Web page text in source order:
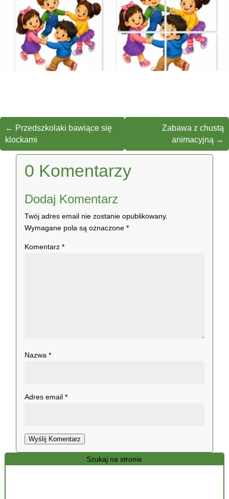
Szukaj na stronie
← Przedszkolaki bawiące się
klockami
Zabawa z chustą
animacyjną →
0 Komentarzy
Dodaj Komentarz
Twój adres email nie zostanie opublikowany.
Wymagane pola są oznaczone*
Komentarz*
Nazwa*
Adres email*
Wyślij Komentarz